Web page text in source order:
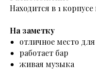
Находится в 1
На заметку
отличное место
работает бар
живая музыка